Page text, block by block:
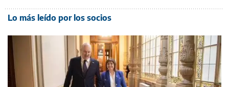
Lo más leído por los socios